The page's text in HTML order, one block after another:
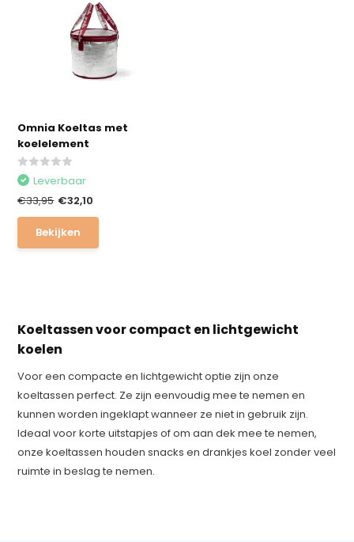
Omnia Koeltas met
koelelement
Leverbaar
€33,95 €32,10
Bekijken
Koeltassen voor compact en lichtgewicht
koelen
Voor een compacte en lichtgewicht optie zijn onze
koeltassen perfect. Ze zijn eenvoudig mee te nemen en
kunnen worden ingeklapt wanneer ze niet in gebruik zijn.
Ideaal voor korte uitstapjes of om aan dek mee te nemen,
onze koeltassen houden snacks en drankjes koel zonder veel
ruimte in beslag te nemen.